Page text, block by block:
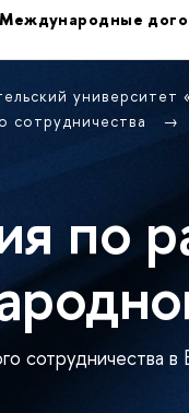
Международные
сотрудничества
по
сотрудничества в